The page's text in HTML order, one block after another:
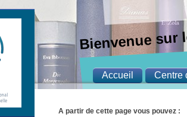
A partir de cette page vous pouvez :
Bienvenue
Accueil Centre